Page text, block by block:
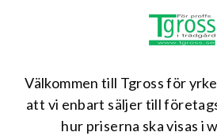
Genesis Kvadrat
Stadig och lätt kruka för inom-
Artikelnr: VVGQ30A
Välkommen till Tgross för
att vi enbart säljer till
hur priserna ska visas i